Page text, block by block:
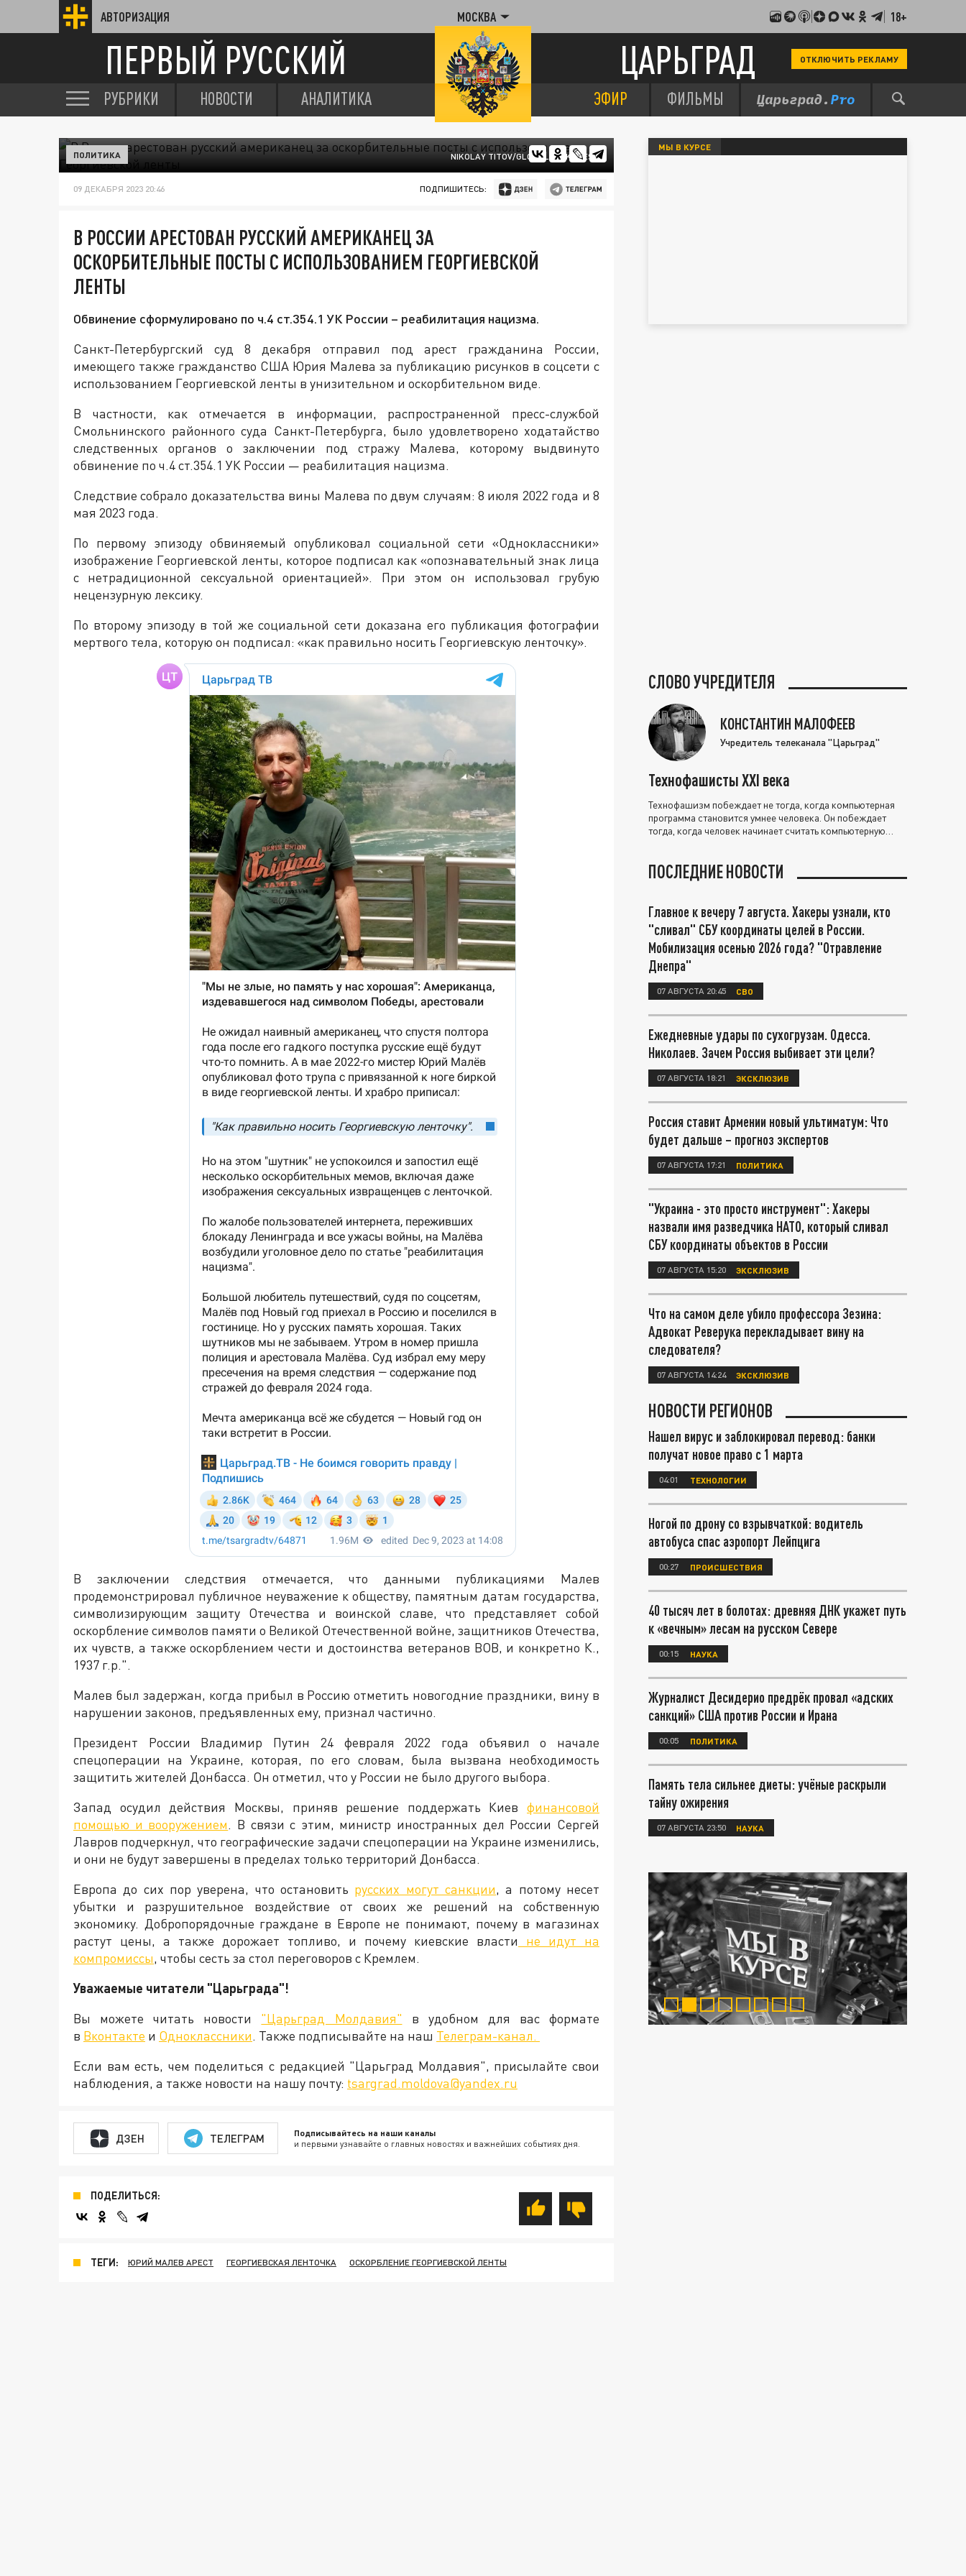
АВТОРИЗАЦИЯ МОСКВА 18+
ПЕРВЫЙ РУССКИЙ ЦАРЬГРАД ОТКЛЮЧИТЬ РЕКЛАМУ
РУБРИКИ НОВОСТИ АНАЛИТИКА ЭФИР ФИЛЬМЫ
NIKOLAY TITOV/GLOBALLOOKPRESS
ПОЛИТИКА
09 ДЕКАБРЯ 2023 20:46 ПОДПИШИТЕСЬ:
В РОССИИ АРЕСТОВАН РУССКИЙ АМЕРИКАНЕЦ ЗА
ОСКОРБИТЕЛЬНЫЕ ПОСТЫ С ИСПОЛЬЗОВАНИЕМ ГЕОРГИЕВСКОЙ
ЛЕНТЫ
Обвинение сформулировано по ч.4 ст.354.1 УК России – реабилитация нацизма.
Санкт-Петербургский суд 8 декабря отправил под арест гражданина России,
имеющего также гражданство США Юрия Малева за публикацию рисунков в соцсети с
использованием Георгиевской ленты в унизительном и оскорбительном виде.
В частности, как отмечается в информации, распространенной пресс-службой
Смольнинского районного суда Санкт-Петербурга, было удовлетворено ходатайство
следственных органов о заключении под стражу Малева, которому выдвинуто
обвинение по ч.4 ст.354.1 УК России — реабилитация нацизма.
Следствие собрало доказательства вины Малева по двум случаям: 8 июля 2022 года и 8
мая 2023 года.
По первому эпизоду обвиняемый опубликовал социальной сети «Одноклассники»
изображение Георгиевской ленты, которое подписал как «опознавательный знак лица
с нетрадиционной сексуальной ориентацией». При этом он использовал грубую
нецензурную лексику.
По второму эпизоду в той же социальной сети доказана его публикация фотографии
мертвого тела, которую он подписал: «как правильно носить Георгиевскую ленточку».
В заключении следствия отмечается, что данными публикациями Малев
продемонстрировал публичное неуважение к обществу, памятным датам государства,
символизирующим защиту Отечества и воинской славе, что представляет собой
оскорбление символов памяти о Великой Отечественной войне, защитников Отечества,
их чувств, а также оскорблением чести и достоинства ветеранов ВОВ, и конкретно К.,
1937 г.р.".
Малев был задержан, когда прибыл в Россию отметить новогодние праздники, вину в
нарушении законов, предъявленных ему, признал частично.
Президент России Владимир Путин 24 февраля 2022 года объявил о начале
спецоперации на Украине, которая, по его словам, была вызвана необходимость
защитить жителей Донбасса. Он отметил, что у России не было другого выбора.
Запад осудил действия Москвы, приняв решение поддержать Киев финансовой
помощью и вооружением. В связи с этим, министр иностранных дел России Сергей
Лавров подчеркнул, что географические задачи спецоперации на Украине изменились,
и они не будут завершены в пределах только территорий Донбасса.
Европа до сих пор уверена, что остановить русских могут санкции, а потому несет
убытки и разрушительное воздействие от своих же решений на собственную
экономику. Добропорядочные граждане в Европе не понимают, почему в магазинах
растут цены, а также дорожает топливо, и почему киевские власти не идут на
компромиссы, чтобы сесть за стол переговоров с Кремлем.
Уважаемые читатели "Царьграда"!
Вы можете читать новости "Царьград Молдавия" в удобном для вас формате
в Вконтакте и Одноклассники. Также подписывайте на наш Телеграм-канал.
Если вам есть, чем поделиться с редакцией "Царьград Молдавия", присылайте свои
наблюдения, а также новости на нашу почту: tsargrad.moldova@yandex.ru
ДЗЕН ТЕЛЕГРАМ Подписывайтесь на наши каналы
и первыми узнавайте о главных новостях и важнейших событиях дня.
ПОДЕЛИТЬСЯ:
ТЕГИ: ЮРИЙ МАЛЕВ АРЕСТ ГЕОРГИЕВСКАЯ ЛЕНТОЧКА ОСКОРБЛЕНИЕ ГЕОРГИЕВСКОЙ ЛЕНТЫ
МЫ В КУРСЕ
СЛОВО УЧРЕДИТЕЛЯ
КОНСТАНТИН МАЛОФЕЕВ
Учредитель телеканала "Царьград"
Технофашисты XXI века
Технофашизм побеждает не тогда, когда компьютерная
программа становится умнее человека. Он побеждает
тогда, когда человек начинает считать компьютерную
ПОСЛЕДНИЕ НОВОСТИ
Главное к вечеру 7 августа. Хакеры узнали, кто
"сливал" СБУ координаты целей в России.
Мобилизация осенью 2026 года? "Отравление
Днепра"
07 АВГУСТА 20:45 СВО
Ежедневные удары по сухогрузам. Одесса.
Николаев. Зачем Россия выбивает эти цели?
07 АВГУСТА 18:21 ЭКСКЛЮЗИВ
Россия ставит Армении новый ультиматум: Что
будет дальше – прогноз экспертов
07 АВГУСТА 17:21 ПОЛИТИКА
"Украина - это просто инструмент": Хакеры
назвали имя разведчика НАТО, который сливал
СБУ координаты объектов в России
07 АВГУСТА 15:20 ЭКСКЛЮЗИВ
Что на самом деле убило профессора Зезина:
Адвокат Реверука перекладывает вину на
следователя?
07 АВГУСТА 14:24 ЭКСКЛЮЗИВ
НОВОСТИ РЕГИОНОВ
Нашел вирус и заблокировал перевод: банки
получат новое право с 1 марта
04:01 ТЕХНОЛОГИИ
Ногой по дрону со взрывчаткой: водитель
автобуса спас аэропорт Лейпцига
00:27 ПРОИСШЕСТВИЯ
40 тысяч лет в болотах: древняя ДНК укажет путь
к «вечным» лесам на русском Севере
00:15 НАУКА
Журналист Десидерио предрёк провал «адских
санкций» США против России и Ирана
00:05 ПОЛИТИКА
Память тела сильнее диеты: учёные раскрыли
тайну ожирения
07 АВГУСТА 23:50 НАУКА